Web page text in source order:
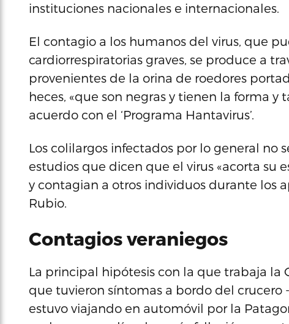
instituciones nacionales e internacionales.
El contagio a los humanos del virus, que
cardiorrespiratorias graves, se produce a
provenientes de la orina de roedores
heces, «que son negras y tienen la forma y
acuerdo con el ‘Programa Hantavirus’.
Los colilargos infectados por lo general no
estudios que dicen que el virus «acorta su
y contagian a otros individuos durante los
Rubio.
Contagios veraniegos
La principal hipótesis con la que trabaja la
que tuvieron síntomas a bordo del
estuvo viajando en automóvil por la